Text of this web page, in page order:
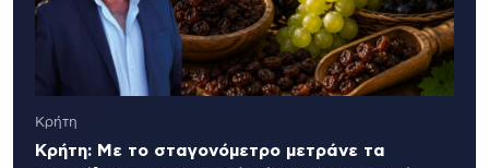
Κρήτη
Κρήτη: Με το σταγονόμετρο μετράνε τα